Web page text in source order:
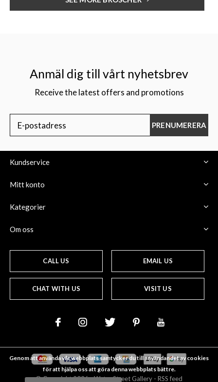
Anmäl dig till vårt nyhetsbrev
Receive the latest offers and promotions
PRENUMERERA
Kundservice
Mitt konto
Kategorier
Om oss
CALL US EMAIL US
CHAT WITH US VISIT US
© Copyright2026- Water Street Gallery - RSS feed
Genom att använda vår webbplats samtycker du till användandet av cookies
för att hjälpa oss att göra denna webbplats bättre.